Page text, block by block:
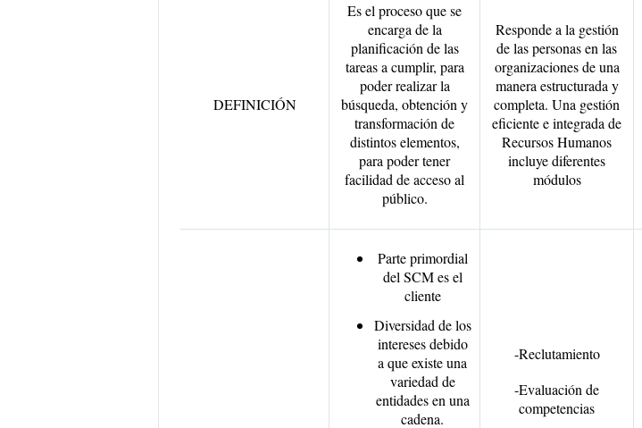
DEFINICIÓN
Es el proceso que se
encarga de la
planificación de las
tareas a cumplir, para
poder realizar la
búsqueda, obtención y
transformación de
distintos elementos,
para poder tener
facilidad de acceso al
público.
Responde a la gestión
de las personas en las
organizaciones de una
manera estructurada y
completa. Una gestión
eficiente e integrada de
Recursos Humanos
incluye diferentes
módulos
Parte primordial
del SCM es el
cliente
Diversidad de los
intereses debido
a que existe una
variedad de
entidades en una
cadena.
-Reclutamiento
-Evaluación de
competencias